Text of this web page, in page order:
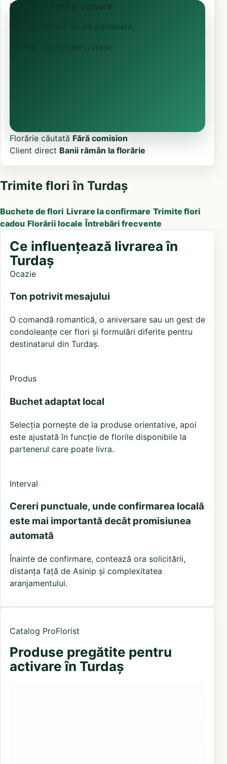
ProFlorist
Zonă în activare
Căutăm florării locale partenere.
Confirmare Livrare
Florărie căutată Fără comision
Client direct Banii rămân la florărie
Trimite flori în Turdaș
Buchete de flori Livrare la confirmare Trimite flori
cadou Florării locale Întrebări frecvente
Ce influențează livrarea în
Turdaș
Ocazie
Ton potrivit mesajului
O comandă romantică, o aniversare sau un gest de
condoleanțe cer flori și formulări diferite pentru
destinatarul din Turdaș.
Produs
Buchet adaptat local
Selecția pornește de la produse orientative, apoi
este ajustată în funcție de florile disponibile la
partenerul care poate livra.
Interval
Cereri punctuale, unde confirmarea locală
este mai importantă decât promisiunea
automată
Înainte de confirmare, contează ora solicitării,
distanța față de Asinip și complexitatea
aranjamentului.
Catalog ProFlorist
Produse pregătite pentru
activare în Turdaș